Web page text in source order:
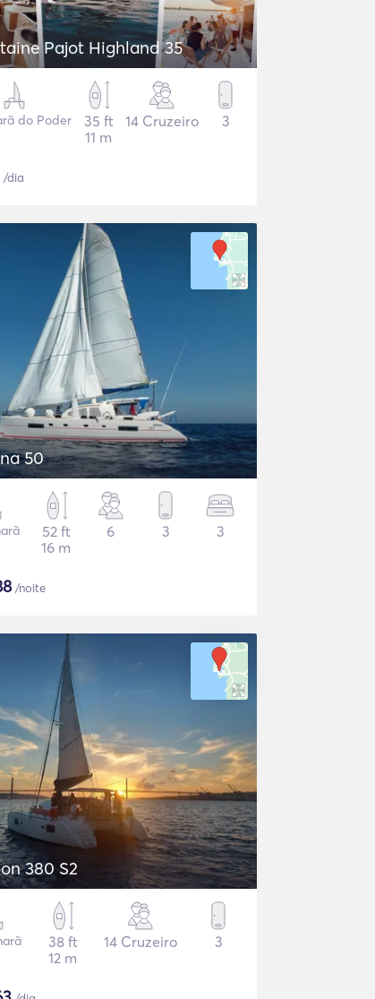
Pajot Highland 35
do Poder
35 ft
11 m
14 Cruzeiro 3
/dia
50
52 ft
16 m
6 3 3
/noite
380 S2
38 ft
12 m
14 Cruzeiro 3